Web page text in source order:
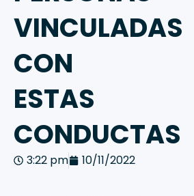
VINCULADAS
CON
ESTAS
CONDUCTAS
3:22 pm 10/11/2022